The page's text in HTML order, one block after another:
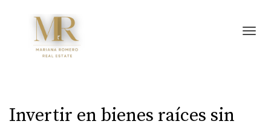
Invertir en bienes raíces sin